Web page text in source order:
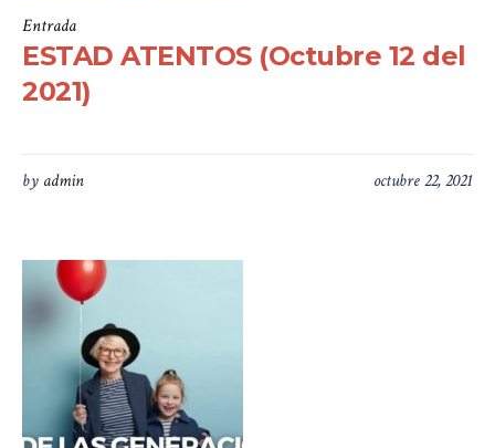
Entrada
ESTAD ATENTOS (Octubre 12 del
2021)
octubre 22, 2021
by admin